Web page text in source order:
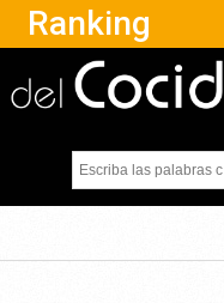
Ranking
Escriba las palabras
clave.